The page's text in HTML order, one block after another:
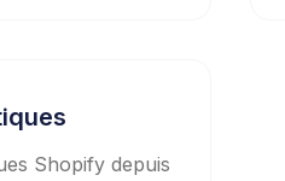
Shopify depuis